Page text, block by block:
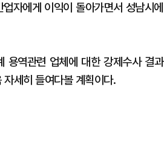
자에게 이익이 돌아가면서 성남시에
용역관련 업체에 대한 강제수사 결과
세히 들여다볼 계획이다.